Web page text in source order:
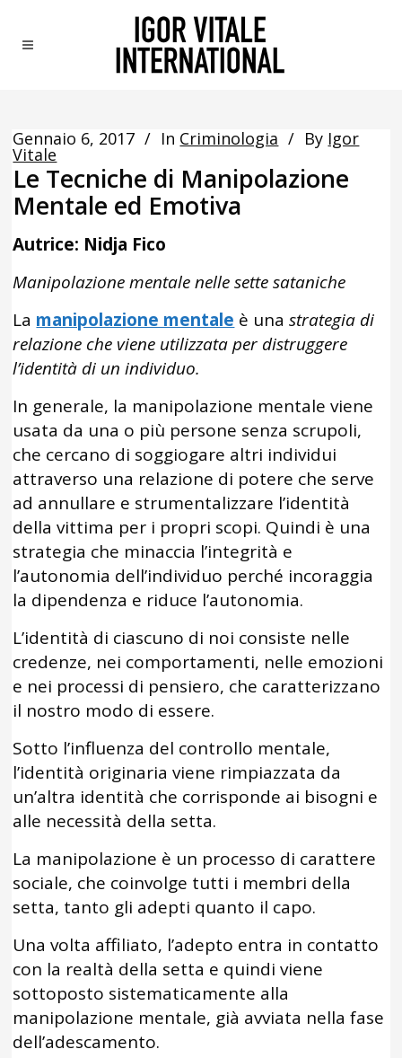
Gennaio 6, 2017 In Criminologia By Igor
Vitale
Le Tecniche di Manipolazione
Mentale ed Emotiva
Autrice: Nidja Fico
Manipolazione mentale nelle sette sataniche
La manipolazione mentale è unastrategia di
relazione che viene utilizzata per distruggere
l’identità di un individuo.
In generale, la manipolazione mentale viene
usata da una o più persone senza scrupoli,
che cercano di soggiogare altri individui
attraverso una relazione di potere che serve
ad annullare e strumentalizzare l’identità
della vittima per i propri scopi. Quindi è una
strategia che minaccia l’integrità e
l’autonomia dell’individuo perché incoraggia
la dipendenza e riduce l’autonomia.
L’identità di ciascuno di noi consiste nelle
credenze, nei comportamenti, nelle emozioni
e nei processi di pensiero, che caratterizzano
il nostro modo di essere.
Sotto l’influenza del controllo mentale,
l’identità originaria viene rimpiazzata da
un’altra identità che corrisponde ai bisogni e
alle necessità della setta.
La manipolazione è un processo di carattere
sociale, che coinvolge tutti i membri della
setta, tanto gli adepti quanto il capo.
Una volta affiliato, l’adepto entra in contatto
con la realtà della setta e quindi viene
sottoposto sistematicamente alla
manipolazione mentale, già avviata nella fase
dell’adescamento.